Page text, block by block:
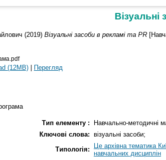
Візуальні
(2019) Візуальні засоби в рекламі та PR
(12MB) | Перегляд
Тип елементу :
Навчально-методичні
Ключові слова: візуальні засоби;
Типологія:
Це архівна тематика
навчальних дисциплін